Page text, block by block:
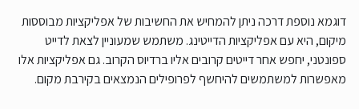
דוגמא נוספת דרכה ניתן להמחיש את החשיבות של אפליקציות מבוססות
מיקום, היא עם אפליקציות הדייטינג. משתמש שמעוניין לצאת לדייט
ספונטני, יחפש אחר דייטים קרובים אליו ברדיוס הקרוב. גם אפליקציות אלו
מאפשרות למשתמשים להיחשף לפרופילים הנמצאים בקירבת מקום.